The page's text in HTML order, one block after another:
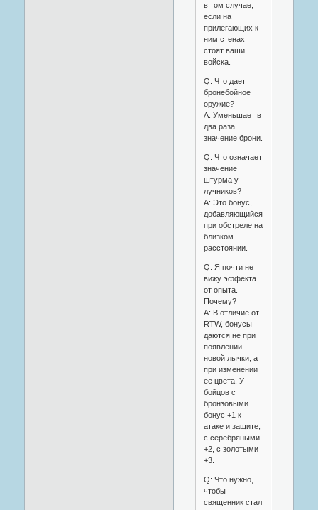
в том случае,
если на
прилегающих к
ним стенах
стоят ваши
войска.
Q: Что дает
бронебойное
оружие?
A: Уменьшает в
два раза
значение брони.
Q: Что означает
значение
штурма у
лучников?
A: Это бонус,
добавляющийся
при обстреле на
близком
расстоянии.
Q: Я почти не
вижу эффекта
от опыта.
Почему?
A: В отличие от
RTW, бонусы
даются не при
появлении
новой лычки, а
при изменении
ее цвета. У
бойцов с
бронзовыми
бонус +1 к
атаке и защите,
с серебряными
+2, с золотыми
+3.
Q: Что нужно,
чтобы
священник стал